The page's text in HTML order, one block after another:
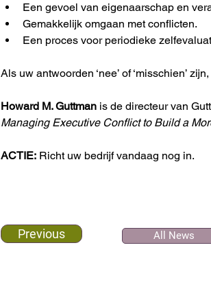
Een gevoel van eigenaarschap en
Gemakkelijk omgaan met conflicten.
Een proces voor periodieke
Als uw antwoorden ‘nee’ of ‘misschien’
Howard M. Guttman is de directeur van
Managing Executive Conflict to Build a
ACTIE: Richt uw bedrijf vandaag nog in.
Previous All News